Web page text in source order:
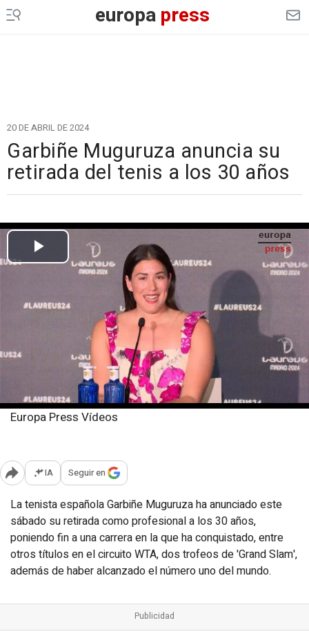
europapress
20 DE ABRIL DE 2024
Garbiñe Muguruza anuncia su
retirada del tenis a los 30 años
Europa Press Vídeos
Abrir opciones para compartir
IA Seguir en
La tenista española Garbiñe Muguruza ha anunciado este
sábado su retirada como profesional a los 30 años,
poniendo fin a una carrera en la que ha conquistado, entre
otros títulos en el circuito WTA, dos trofeos de 'Grand Slam',
además de haber alcanzado el número uno del mundo.